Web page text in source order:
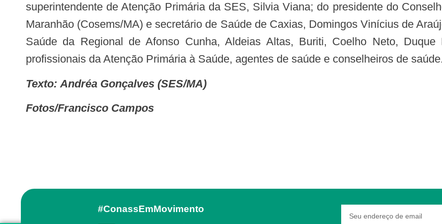
superintendente de Atenção Primária da SES, Silvia Viana; do presidente do
Maranhão (Cosems/MA) e secretário de Saúde de Caxias, Domingos Vinícius de
Saúde da Regional de Afonso Cunha, Aldeias Altas, Buriti, Coelho Neto,
profissionais da Atenção Primária à Saúde, agentes de saúde e conselheiros de saúde.
Texto: Andréa Gonçalves (SES/MA)
Fotos/Francisco Campos
#ConassEmMovimento